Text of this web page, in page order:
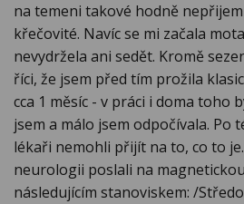
na temeni takové hodně
křečovité. Navíc se mi začala
nevydržela ani sedět. Kromě
říci, že jsem před tím prožila
cca 1 měsíc - v práci i doma toho
jsem a málo jsem odpočívala. Po
lékaři nemohli přijít na to, co to
neurologii poslali na
následujícím stanoviskem: /